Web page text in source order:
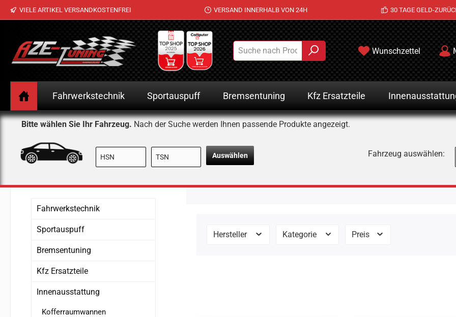
Hauptinhalt springen
Zur Suche springen
Zur Hauptnavigation springen
VIELE ARTIKEL VERSANDKOSTENFREI VERSAND INNERHALB VON 24H 30 TAGE GELD-
Wunschzettel
Fahrwerkstechnik Sportauspuff Bremsentuning Kfz Ersatzteile
Bitte wählen Sie Ihr Fahrzeug. Nach der Suche werden Ihnen passende Produkte angezeigt.
Auswählen Fahrzeug auswählen:
Fahrwerkstechnik
Sportauspuff
Bremsentuning
Kfz Ersatzteile
Innenausstattung
Kofferraumwannen
Hersteller Kategorie Preis